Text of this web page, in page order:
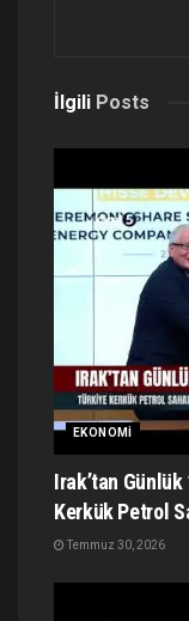
İlgili Posts
EKONOMI
Irak’tan
Kerkük Petrol
Temmuz 30, 2026